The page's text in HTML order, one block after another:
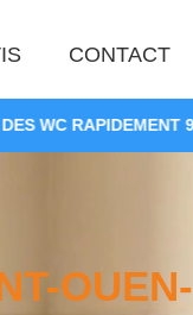
CONTACT
95310 •
OUEN-